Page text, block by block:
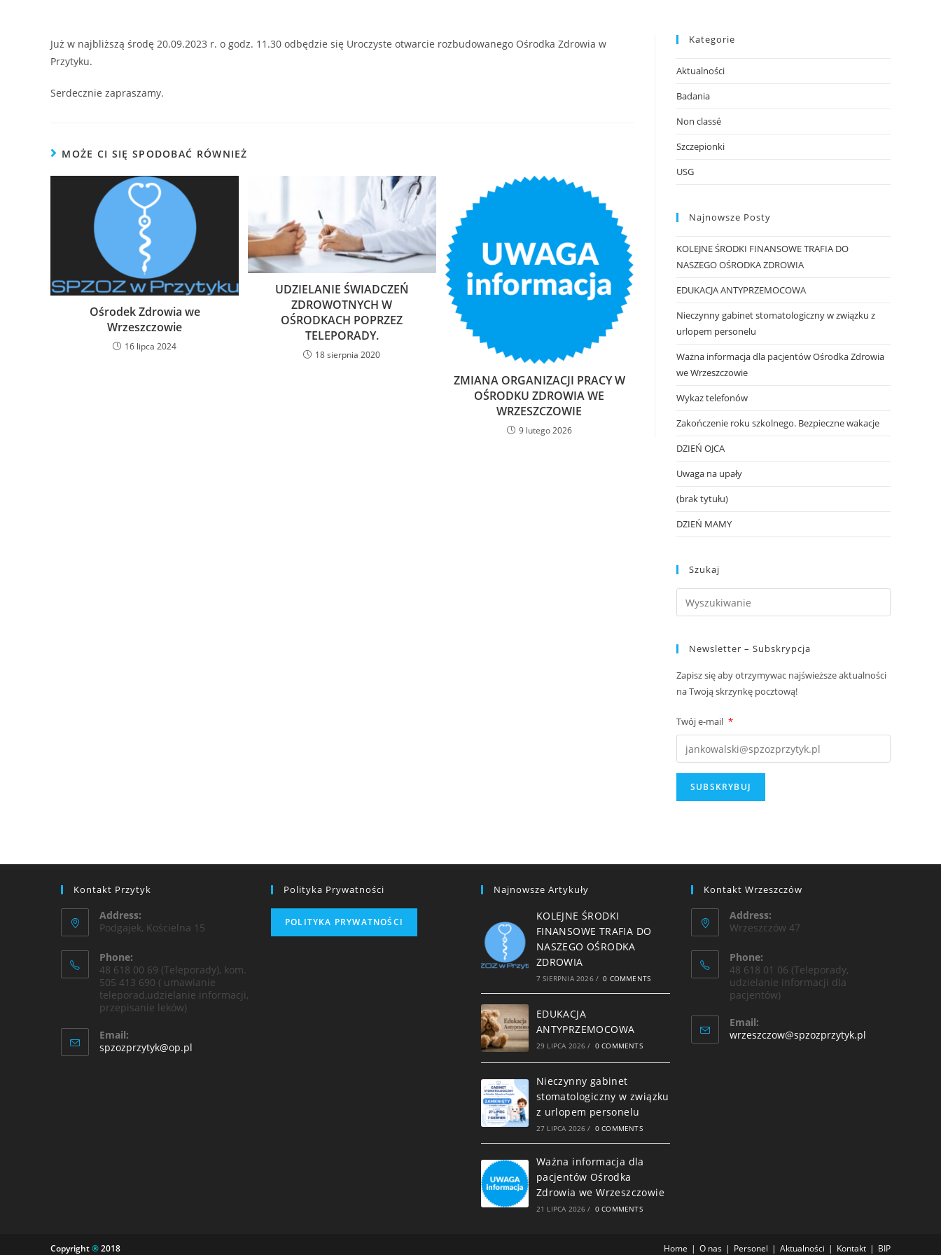
Już w najbliższą środę 20.09.2023 r. o godz. 11.30 odbędzie się Uroczyste otwarcie rozbudowanego Ośrodka Zdrowia w
Przytyku.
Serdecznie zapraszamy.
MOŻE CI SIĘ SPODOBAĆ RÓWNIEŻ
Ośrodek Zdrowia we
Wrzeszczowie
16 lipca 2024
UDZIELANIE ŚWIADCZEŃ
ZDROWOTNYCH W
OŚRODKACH POPRZEZ
TELEPORADY.
18 sierpnia 2020
ZMIANA ORGANIZACJI PRACY W
OŚRODKU ZDROWIA WE
WRZESZCZOWIE
9 lutego 2026
Kategorie
Aktualności
Badania
Non classé
Szczepionki
USG
Najnowsze Posty
KOLEJNE ŚRODKI FINANSOWE TRAFIA DO
NASZEGO OŚRODKA ZDROWIA
EDUKACJA ANTYPRZEMOCOWA
Nieczynny gabinet stomatologiczny w związku z
urlopem personelu
Ważna informacja dla pacjentów Ośrodka Zdrowia
we Wrzeszczowie
Wykaz telefonów
Zakończenie roku szkolnego. Bezpieczne wakacje
DZIEŃ OJCA
Uwaga na upały
(brak tytułu)
DZIEŃ MAMY
Szukaj
Newsletter – Subskrypcja
Zapisz się aby otrzymywac najświeższe aktualności
na Twoją skrzynkę pocztową!
Twój e-mail *
Kontakt Przytyk
Address:
Podgajek, Kościelna 15
Phone:
48 618 00 69 (Teleporady), kom.
505 413 690 ( umawianie
teleporad,udzielanie informacji,
przepisanie leków)
Email:
spzozprzytyk@op.pl
Polityka Prywatności
POLITYKA PRYWATNOŚCI
Najnowsze Artykuły
KOLEJNE ŚRODKI
FINANSOWE TRAFIA DO
NASZEGO OŚRODKA
ZDROWIA
7 SIERPNIA 2026 / 0 COMMENTS
EDUKACJA
ANTYPRZEMOCOWA
29 LIPCA 2026 / 0 COMMENTS
Nieczynny gabinet
stomatologiczny w związku
z urlopem personelu
27 LIPCA 2026 / 0 COMMENTS
Ważna informacja dla
pacjentów Ośrodka
Zdrowia we Wrzeszczowie
21 LIPCA 2026 / 0 COMMENTS
Kontakt Wrzeszczów
Address:
Wrzeszczów 47
Phone:
48 618 01 06 (Teleporady,
udzielanie informacji dla
pacjentów)
Email:
wrzeszczow@spzozprzytyk.pl
Home O nas Personel Aktualności Kontakt BIP
Copyright®2018